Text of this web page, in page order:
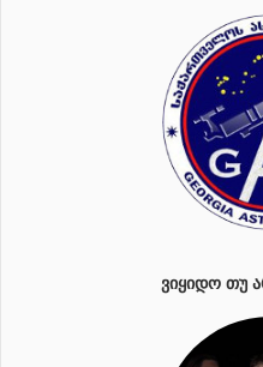
ᲕᲘᲧᲘᲓᲝ ᲗᲣ